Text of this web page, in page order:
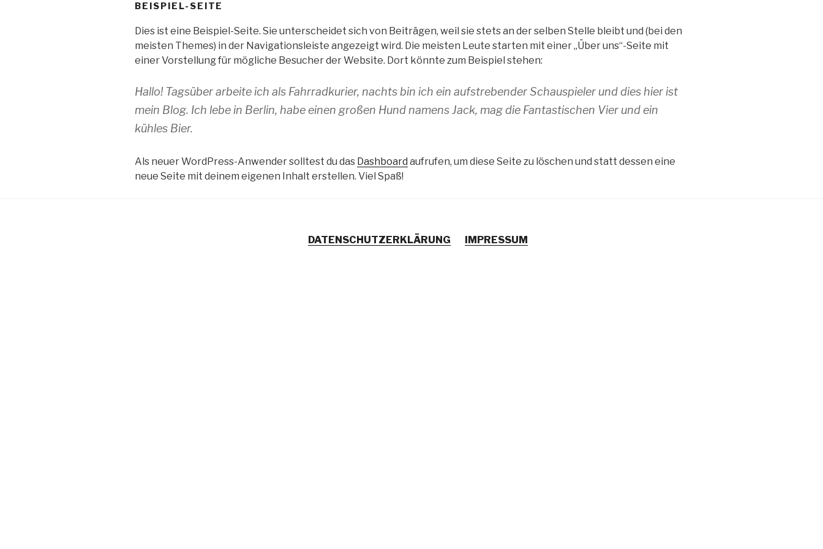
BEISPIEL-SEITE
Dies ist eine Beispiel-Seite. Sie unterscheidet sich von Beiträgen, weil sie stets an der selben Stelle bleibt und (bei den
meisten Themes) in der Navigationsleiste angezeigt wird. Die meisten Leute starten mit einer „Über uns“-Seite mit
einer Vorstellung für mögliche Besucher der Website. Dort könnte zum Beispiel stehen:
Hallo! Tagsüber arbeite ich als Fahrradkurier, nachts bin ich ein aufstrebender Schauspieler und dies hier ist
mein Blog. Ich lebe in Berlin, habe einen großen Hund namens Jack, mag die Fantastischen Vier und ein
kühles Bier.
Als neuer WordPress-Anwender solltest du das Dashboard aufrufen, um diese Seite zu löschen und statt dessen eine
neue Seite mit deinem eigenen Inhalt erstellen. Viel Spaß!
DATENSCHUTZERKLÄRUNG IMPRESSUM